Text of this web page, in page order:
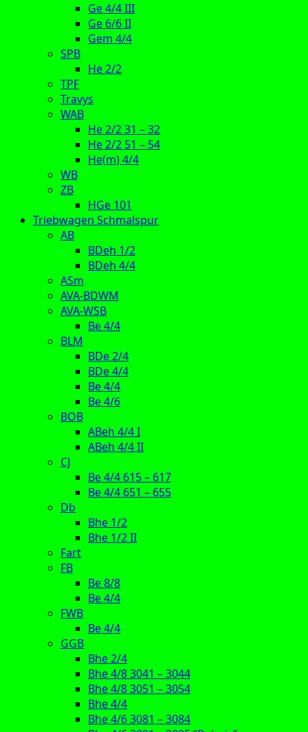
Ge 4/4 III
Ge 6/6 II
Gem 4/4
SPB
He 2/2
TPF
Travys
WAB
He 2/2 31 – 32
He 2/2 51 – 54
He(m) 4/4
WB
ZB
HGe 101
Triebwagen Schmalspur
AB
BDeh 1/2
BDeh 4/4
ASm
AVA-BDWM
AVA-WSB
Be 4/4
BLM
BDe 2/4
BDe 4/4
Be 4/4
Be 4/6
BOB
ABeh 4/4 I
ABeh 4/4 II
CJ
Be 4/4 615 – 617
Be 4/4 651 – 655
Db
Bhe 1/2
Bhe 1/2 II
Fart
FB
Be 8/8
Be 4/4
FWB
Be 4/4
GGB
Bhe 2/4
Bhe 4/8 3041 – 3044
Bhe 4/8 3051 – 3054
Bhe 4/4
Bhe 4/6 3081 – 3084